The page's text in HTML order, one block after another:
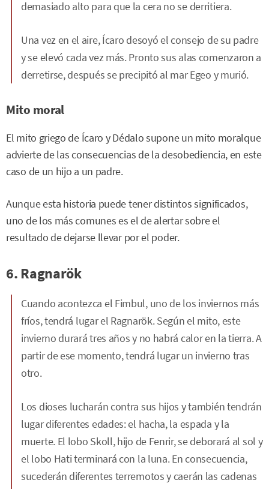
demasiado alto para que la cera no se derritiera.
Una vez en el aire, Ícaro desoyó el consejo de su padre
y se elevó cada vez más. Pronto sus alas comenzaron a
derretirse, después se precipitó al mar Egeo y murió.
Mito moral
El mito griego de Ícaro y Dédalo supone un mito moralque
advierte de las consecuencias de la desobediencia, en este
caso de un hijo a un padre.
Aunque esta historia puede tener distintos significados,
uno de los más comunes es el de alertar sobre el
resultado de dejarse llevar por el poder.
6. Ragnarök
Cuando acontezca el Fimbul, uno de los inviernos más
fríos, tendrá lugar el Ragnarök. Según el mito, este
invierno durará tres años y no habrá calor en la tierra. A
partir de ese momento, tendrá lugar un invierno tras
otro.
Los dioses lucharán contra sus hijos y también tendrán
lugar diferentes edades: el hacha, la espada y la
muerte. El lobo Skoll, hijo de Fenrir, se deborará al sol y
el lobo Hati terminará con la luna. En consecuencia,
sucederán diferentes terremotos y caerán las cadenas